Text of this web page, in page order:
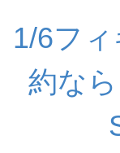
1/6フ
約な